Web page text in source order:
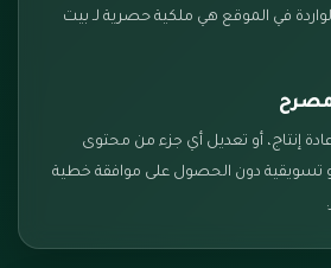
في الموقع هي ملكية حصرية لـ بيت
إنتاج، أو تعديل أي جزء من محتوى
تسويقية دون الحصول على موافقة خطية